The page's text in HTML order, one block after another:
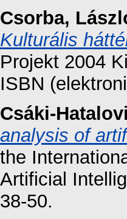
Csorba,
Kulturális
Projekt 2004
ISBN
Csáki-
analysis of
the
Artificial
38-50.